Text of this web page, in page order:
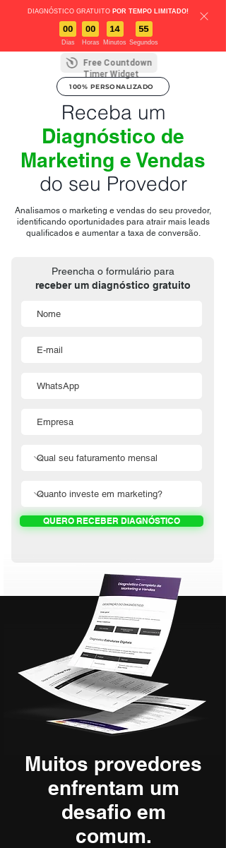
DIAGNÓSTICO GRATUITO POR TEMPO LIMITADO!
00
Dias
00
Horas
14
Minutos
54
Segundos
Free Countdown
Timer Widget
PARA PROVEDORES QUE
FATURAM NO MÍNIMO
R$100K/MÊS
100% PERSONALIZADO
Receba um
Diagnóstico de
Marketing e Vendas
do seu Provedor
Analisamos o marketing e vendas do seu provedor,
identificando oportunidades para atrair mais leads
qualificados e aumentar a taxa de conversão.
Preencha o formulário para
receber um diagnóstico gratuito
QUERO RECEBER DIAGNÓSTICO
Muitos provedores
enfrentam um
desafio em
comum.